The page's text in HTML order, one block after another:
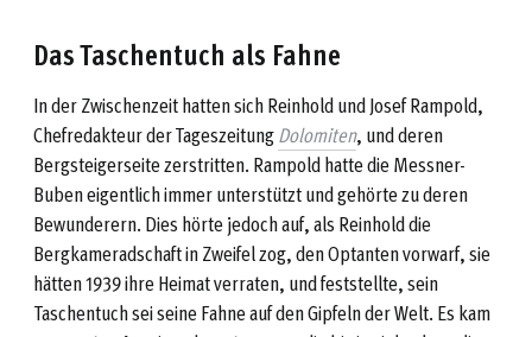
Das Taschentuch als Fahne
In der Zwischenzeit hatten sich Reinhold und Josef Rampold,
Chefredakteur der TageszeitungDolomiten, und deren
Bergsteigerseite zerstritten. Rampold hatte die Messner-
Buben eigentlich immer unterstützt und gehörte zu deren
Bewunderern. Dies hörte jedoch auf, als Reinhold die
Bergkameradschaft in Zweifel zog, den Optanten vorwarf, sie
hätten 1939 ihre Heimat verraten, und feststellte, sein
Taschentuch sei seine Fahne auf den Gipfeln der Welt. Es kam